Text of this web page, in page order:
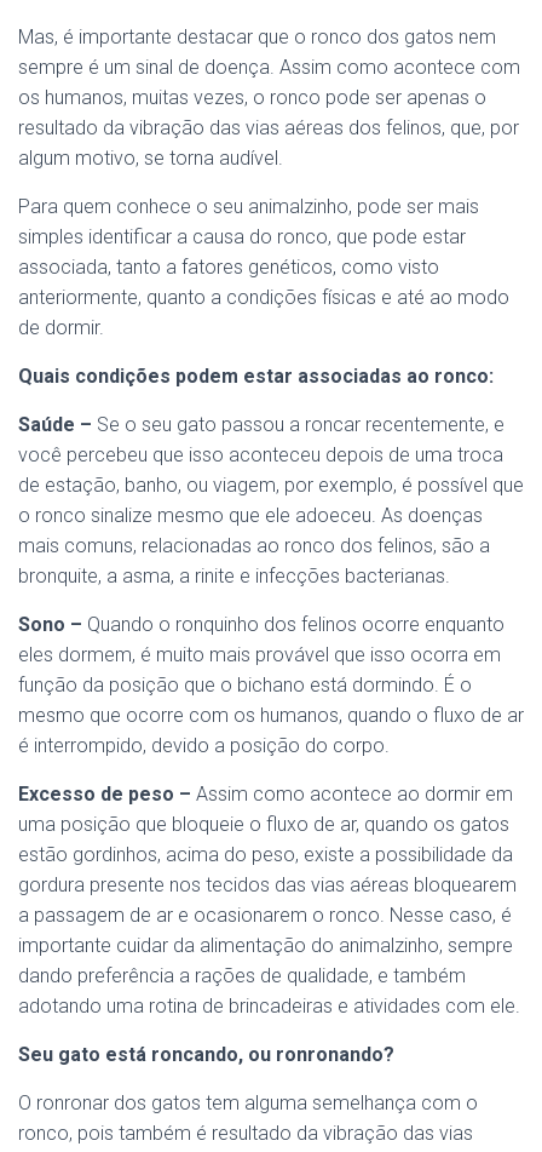
Mas, é importante destacar que o ronco dos gatos nem
sempre é um sinal de doença. Assim como acontece com
os humanos, muitas vezes, o ronco pode ser apenas o
resultado da vibração das vias aéreas dos felinos, que, por
algum motivo, se torna audível.
Para quem conhece o seu animalzinho, pode ser mais
simples identificar a causa do ronco, que pode estar
associada, tanto a fatores genéticos, como visto
anteriormente, quanto a condições físicas e até ao modo
de dormir.
Quais condições podem estar associadas ao ronco:
Saúde – Se o seu gato passou a roncar recentemente, e
você percebeu que isso aconteceu depois de uma troca
de estação, banho, ou viagem, por exemplo, é possível que
o ronco sinalize mesmo que ele adoeceu. As doenças
mais comuns, relacionadas ao ronco dos felinos, são a
bronquite, a asma, a rinite e infecções bacterianas.
Sono – Quando o ronquinho dos felinos ocorre enquanto
eles dormem, é muito mais provável que isso ocorra em
função da posição que o bichano está dormindo. É o
mesmo que ocorre com os humanos, quando o fluxo de ar
é interrompido, devido a posição do corpo.
Excesso de peso – Assim como acontece ao dormir em
uma posição que bloqueie o fluxo de ar, quando os gatos
estão gordinhos, acima do peso, existe a possibilidade da
gordura presente nos tecidos das vias aéreas bloquearem
a passagem de ar e ocasionarem o ronco. Nesse caso, é
importante cuidar da alimentação do animalzinho, sempre
dando preferência a rações de qualidade, e também
adotando uma rotina de brincadeiras e atividades com ele.
Seu gato está roncando, ou ronronando?
O ronronar dos gatos tem alguma semelhança com o
ronco, pois também é resultado da vibração das vias